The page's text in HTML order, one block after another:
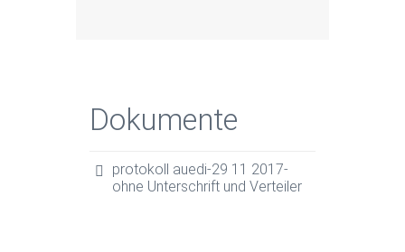
Dokumente
protokoll auedi-29 11 2017-
ohne Unterschrift und Verteiler